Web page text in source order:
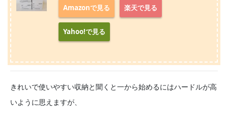
Amazonで見る 楽天で見る
Yahoo!で見る
きれいで使いやすい収納と聞くと一から始めるにはハードルが高
いように思えますが、